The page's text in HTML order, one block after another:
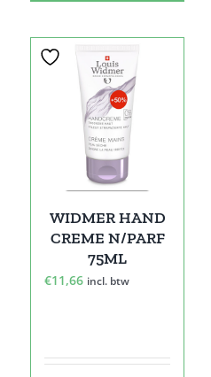
WIDMER HAND
CREME N/PARF
75ML
€11,66 incl. btw